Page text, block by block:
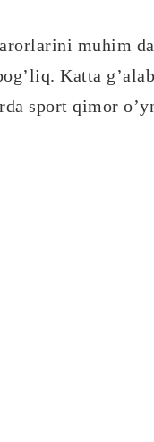
muhim
Katta
sport qimor